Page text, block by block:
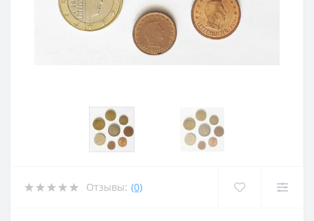
Отзывы: (0)